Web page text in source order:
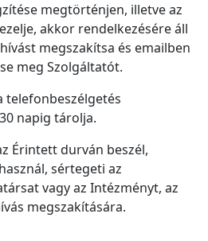
megtörténjen, illetve az
akkor rendelkezésére áll
megszakítsa és emailben
meg Szolgáltatót.
telefonbeszélgetés
napig tárolja.
Érintett durván beszél,
sértegeti az
vagy az Intézményt, az
megszakítására.